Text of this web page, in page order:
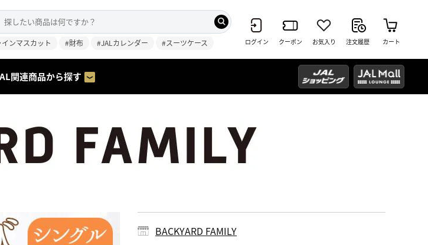
ンマスカット #財布 #JALカレンダー #スーツケース ログイン クーポン お気入り 注文履歴 カート
関連商品から探す
BACKYARD FAMILY